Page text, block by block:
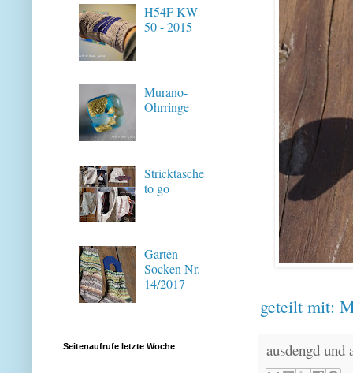
geteilt mit:
ausdengd
H54F KW
50 - 2015
Murano-
Ohrringe
Stricktasche
to go
Garten -
Socken Nr.
14/2017
Seitenaufrufe letzte Woche